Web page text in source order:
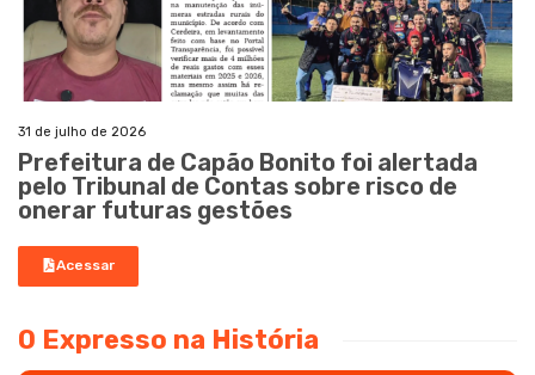
31 de julho de 2026
Prefeitura de Capão Bonito foi alertada
pelo Tribunal de Contas sobre risco de
onerar futuras gestões
Acessar
O Expresso na História